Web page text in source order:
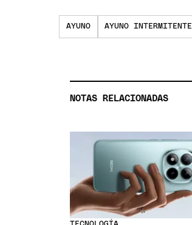
AYUNO AYUNO INTERMITENTE
NOTAS RELACIONADAS